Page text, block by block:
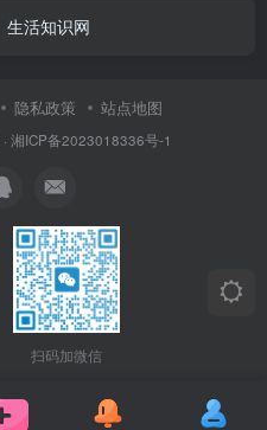
生活知识网
隐私政策 站点地图
· 湘ICP备2023018336号-1
扫码加微信